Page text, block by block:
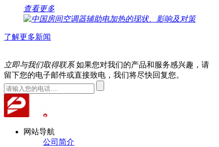
查看更多
了解更多新闻
立即与我们取得联系 如果您对我们的产品和服务感兴趣，请
留下您的电子邮件或直接致电，我们将尽快回复您。
网站导航
公司简介